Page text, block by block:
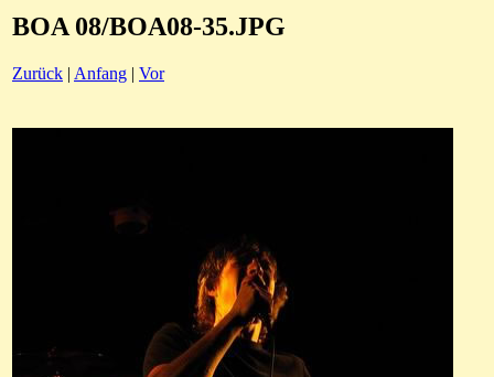
BOA 08/BOA08-35.JPG
Zurück | Anfang | Vor